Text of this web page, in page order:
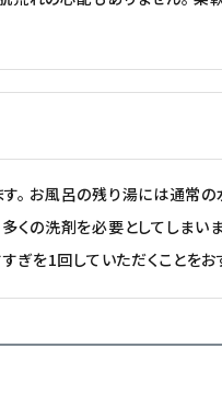
。 お風呂の残り湯には通常
くの洗剤を必要としてしま
を1回していただくことをお